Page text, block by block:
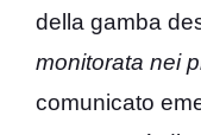
della gamba
monitorata nei
comunicato